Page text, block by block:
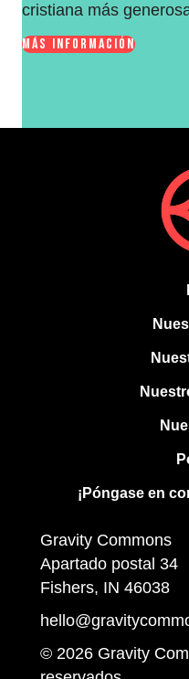
cristiana más
MÁS INFORMACIÓN
¡Póngase en
Gravity Commons
Apartado postal 34
Fishers, IN 46038
© 2026 Gravity